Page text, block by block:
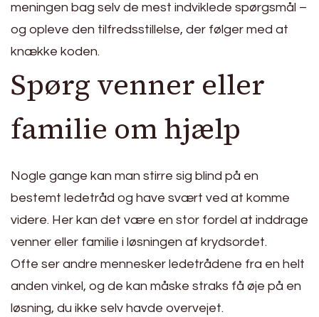
meningen bag selv de mest indviklede spørgsmål –
og opleve den tilfredsstillelse, der følger med at
knække koden.
Spørg venner eller
familie om hjælp
Nogle gange kan man stirre sig blind på en
bestemt ledetråd og have svært ved at komme
videre. Her kan det være en stor fordel at inddrage
venner eller familie i løsningen af krydsordet.
Ofte ser andre mennesker ledetrådene fra en helt
anden vinkel, og de kan måske straks få øje på en
løsning, du ikke selv havde overvejet.